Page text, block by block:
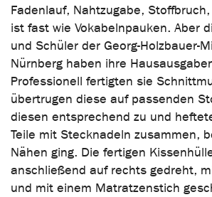
Fadenlauf, Nahtzugabe,
ist fast wie Vokabelnpauken. Aber
und Schüler der Georg-Holzbauer-
Nürnberg haben ihre
Professionell fertigten sie
übertrugen diese auf passenden
diesen entsprechend zu und
Teile mit Stecknadeln zusammen,
Nähen ging. Die fertigen
anschließend auf rechts gedreht,
und mit einem Matratzenstich